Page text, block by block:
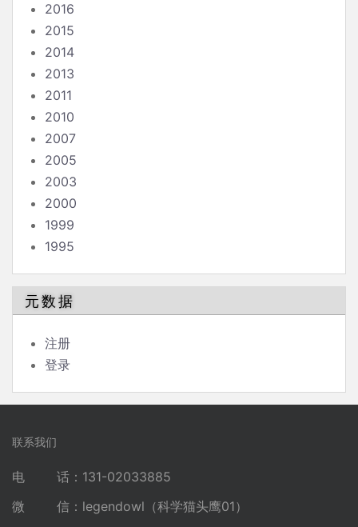
2016
2015
2014
2013
2011
2010
2007
2005
2003
2000
1999
1995
元数据
注册
登录
联系我们
电 话：131-02033885
微 信：legendowl（科学猫头鹰01）